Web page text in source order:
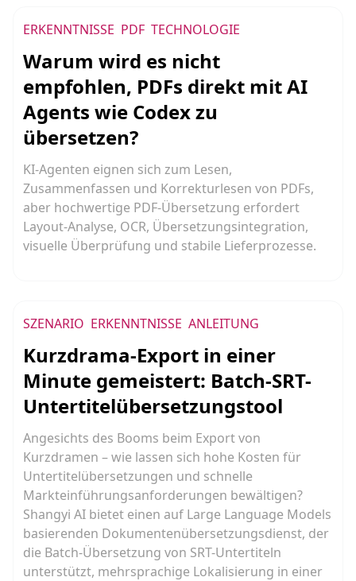
ERKENNTNISSE PDF TECHNOLOGIE
Warum wird es nicht
empfohlen, PDFs direkt mit AI
Agents wie Codex zu
übersetzen?
KI-Agenten eignen sich zum Lesen,
Zusammenfassen und Korrekturlesen von PDFs,
aber hochwertige PDF-Übersetzung erfordert
Layout-Analyse, OCR, Übersetzungsintegration,
visuelle Überprüfung und stabile Lieferprozesse.
SZENARIO ERKENNTNISSE ANLEITUNG
Kurzdrama-Export in einer
Minute gemeistert: Batch-SRT-
Untertitelübersetzungstool
Angesichts des Booms beim Export von
Kurzdramen – wie lassen sich hohe Kosten für
Untertitelübersetzungen und schnelle
Markteinführungsanforderungen bewältigen?
Shangyi AI bietet einen auf Large Language Models
basierenden Dokumentenübersetzungsdienst, der
die Batch-Übersetzung von SRT-Untertiteln
unterstützt, mehrsprachige Lokalisierung in einer